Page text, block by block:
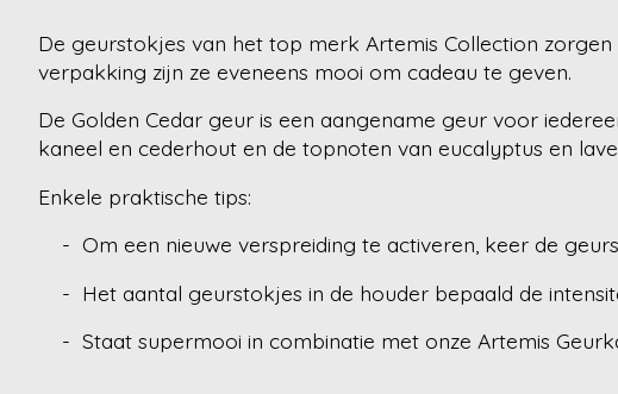
De geurstokjes van het top merk Artemis Collection zorgen
verpakking zijn ze eveneens mooi om cadeau te geven.
De Golden Cedar geur is een aangename geur voor
kaneel en cederhout en de topnoten van eucalyptus en
Enkele praktische tips:
- Om een nieuwe verspreiding te activeren, keer de
- Het aantal geurstokjes in de houder bepaald de
- Staat supermooi in combinatie met onze Artemis